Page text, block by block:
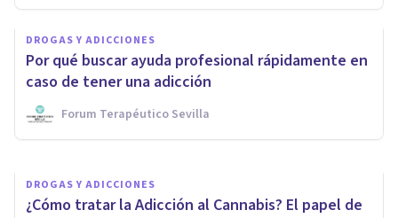
DROGAS Y ADICCIONES
Por qué buscar ayuda profesional rápidamente en
caso de tener una adicción
Forum Terapéutico Sevilla
Mescalina: riesgos y
tratamiento de la adicción a
esta sustancia
Montealminara
DROGAS Y ADICCIONES
¿Cómo tratar la Adicción al Cannabis? El papel de